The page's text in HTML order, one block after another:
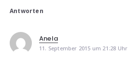
Antworten
Anela
11. September 2015 um 21:28 Uhr